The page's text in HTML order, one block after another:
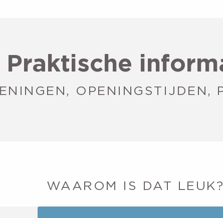
Praktische
OPENINGSTIJDEN,
WAAROM IS DAT LEUK?